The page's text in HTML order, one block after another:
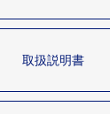
取扱説明書